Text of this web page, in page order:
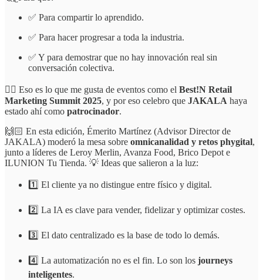
✅ Para compartir lo aprendido.
✅ Para hacer progresar a toda la industria.
✅ Y para demostrar que no hay innovación real sin
conversación colectiva.
☝🏻 Eso es lo que me gusta de eventos como el Best!N Retail
Marketing Summit 2025, y por eso celebro que JAKALA haya
estado ahí como patrocinador.
🙌🏻 En esta edición, Émerito Martínez (Advisor Director de
JAKALA) moderó la mesa sobre omnicanalidad y retos phygital,
junto a líderes de Leroy Merlin, Avanza Food, Brico Depot e
ILUNION Tu Tienda. 💡 Ideas que salieron a la luz:
1️⃣ El cliente ya no distingue entre físico y digital.
2️⃣ La IA es clave para vender, fidelizar y optimizar costes.
3️⃣ El dato centralizado es la base de todo lo demás.
4️⃣ La automatización no es el fin. Lo son los journeys
inteligentes.